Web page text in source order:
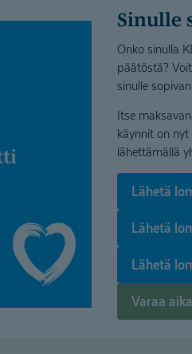
Onko sinulla
päätöstä?
sinulle
Itse
käynnit on
lähettämällä
Lähetä
Lähetä
Lähetä
Varaa